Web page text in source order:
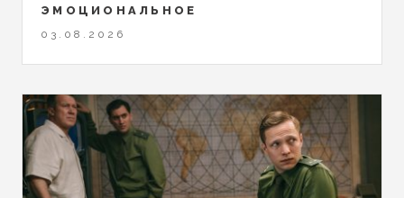
ЭМОЦИОНАЛЬНОЕ
03.08.2026